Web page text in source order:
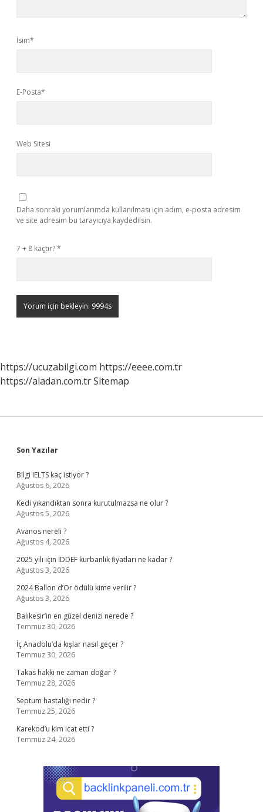
İsim*
E-Posta*
Web Sitesi
Daha sonraki yorumlarımda kullanılması için adım, e-posta adresim
ve site adresim bu tarayıcıya kaydedilsin.
7 + 8 kaçtır?*
https://ucuzabilgi.com https://eeee.com.tr
https://aladan.com.trSitemap
Sidebar
Son Yazılar
Bilgi IELTS kaç istiyor ?
Ağustos 6, 2026
Kedi yıkandıktan sonra kurutulmazsa ne olur ?
Ağustos 5, 2026
Avanos nereli ?
Ağustos 4, 2026
2025 yılı için İDDEF kurbanlık fiyatları ne kadar ?
Ağustos 3, 2026
2024 Ballon d’Or ödülü kime verilir ?
Ağustos 3, 2026
Balıkesir’in en güzel denizi nerede ?
Temmuz 30, 2026
İç Anadolu’da kışlar nasıl geçer ?
Temmuz 30, 2026
Takas hakkı ne zaman doğar ?
Temmuz 28, 2026
Septum hastalığı nedir ?
Temmuz 25, 2026
Karekod’u kim icat etti ?
Temmuz 24, 2026